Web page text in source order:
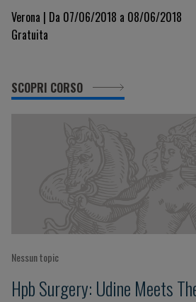
Verona | Da 07/06/2018 a 08/06/2018
Gratuita
SCOPRI CORSO
Nessun topic
Hpb Surgery: Udine Meets